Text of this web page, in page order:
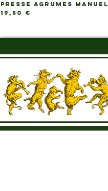
PRESSE AGRUMES MANUEL
Prix
19,50 €